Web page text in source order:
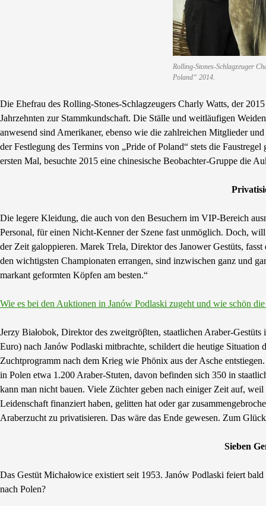
Rolling-Stones-Schlagzeuger
Poland“ 2014.
Die Ehefrau des Rolling-Stones-Schlagzeugers Charly Watts, der
Jahrzehnten zur Stammkundschaft. Die Ställe und weitläufigen
anwesend sind Amerikaner, ebenso wie die zahlreichen Mitglieder
der Festlegung des Termins von „Pride of Poland“ stets die
ersten Mal, besuchte 2015 eine chinesische Beobachter-Gruppe die
Die legere Kleidung, die auch von den Besuchern im VIP-Bereich
Personal, für einen Nicht-Kenner der Szene fast unmöglich. Doch,
der Zeit galoppieren. Marek Trela, Direktor des Janower Gestüts,
den wichtigsten Championaten errangen, sind inzwischen ganz und
markant geformten Köpfen am besten.“
Wie es bei den Auktionen in Janów Podlaski zugeht und wie schön
Jerzy Białobok, Direktor des zweitgröβten, staatlichen Araber-
Euro) nach Janów Podlaski mitbrachte, schildert die heutige
Zuchtprogramm nach dem Krieg wie Phönix aus der Asche
in Polen etwa 1.200 Araber-Stuten, davon befinden sich 350 in
kann man nicht bauen. Viele Züchter geben nach einiger Zeit auf,
Leidenschaft finanziert haben, gelitten hat oder gar
Araberzucht zu privatisieren. Das wäre das Ende gewesen. Zum
Sieben
Das Gestüt Michałowice existiert seit 1953. Janów Podlaski feiert
nach Polen?